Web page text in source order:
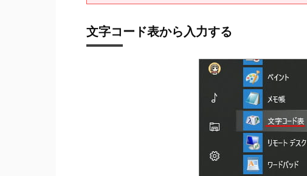
文字コード表から入力する